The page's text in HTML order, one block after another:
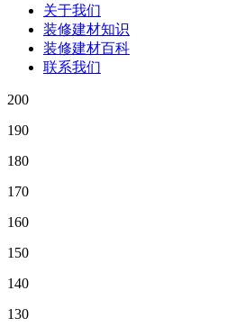
关于我们
装修建材知识
装修建材百科
联系我们
200
190
180
170
160
150
140
130